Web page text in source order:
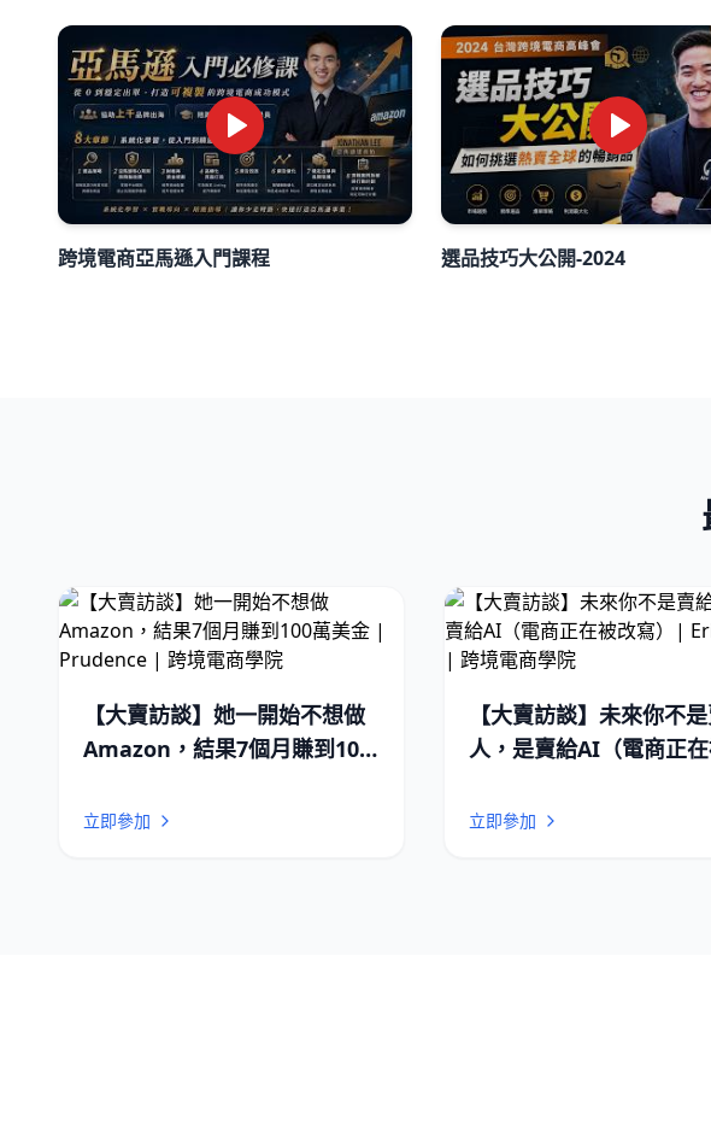
跨境電商亞馬遜入門課程 選品技巧大公開-2024
【大賣訪談】她一開始不想做
Amazon，結果7個月賺到100
商學院
立即參加
【大賣訪談】未來你不
人，是賣給AI（電商正在
學院
立即參加